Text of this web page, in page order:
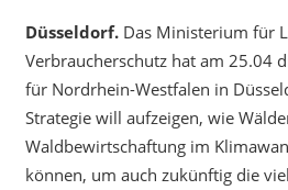
Düsseldorf.Das Ministerium für
Verbraucherschutz hat am 25.04
für Nordrhein-Westfalen in
Strategie will aufzeigen, wie
Waldbewirtschaftung im
können, um auch zukünftig die